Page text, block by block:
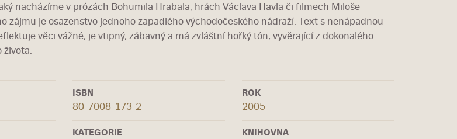
nacházíme v prózách Bohumila Hrabala, hrách Václava Havla či filmech Miloše
zájmu je osazenstvo jednoho zapadlého východočeského nádraží. Text s nenápadnou
věci vážné, je vtipný, zábavný a má zvláštní hořký tón, vyvěrající z dokonalého
života.
ISBN
80-7008-173-2
ROK
2005
KATEGORIE KNIHOVNA